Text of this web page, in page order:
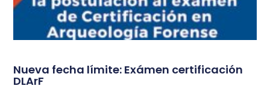
Nueva fecha límite: Exámen certificación
DLArF